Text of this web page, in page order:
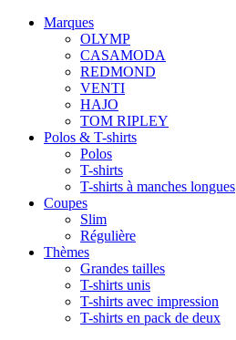
Marques
OLYMP
CASAMODA
REDMOND
VENTI
HAJO
TOM RIPLEY
Polos & T-shirts
Polos
T-shirts
T-shirts à manches longues
Coupes
Slim
Régulière
Thèmes
Grandes tailles
T-shirts unis
T-shirts avec impression
T-shirts en pack de deux